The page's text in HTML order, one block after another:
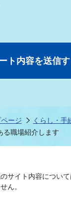
ページ くらし・手
る職場紹介します
サイト内容につい
ん。